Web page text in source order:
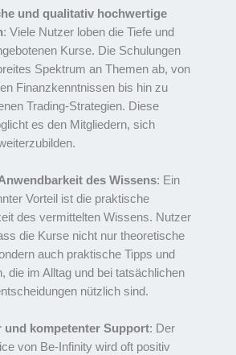
und qualitativ hochwertige
: Viele Nutzer loben die Tiefe und
Kurse. Die Schulungen
Spektrum an Themen ab, von
Finanzkenntnissen bis hin zu
Trading-Strategien. Diese
es den Mitgliedern, sich
des Wissens: Ein
Vorteil ist die praktische
des vermittelten Wissens. Nutzer
die Kurse nicht nur theoretische
auch praktische Tipps und
die im Alltag und bei tatsächlichen
nützlich sind.
und kompetenter Support: Der
von Be-Infinity wird oft positiv